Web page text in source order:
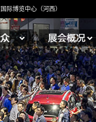
际博览中心（河西）